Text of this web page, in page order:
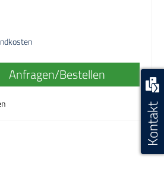
Kontakt
den gewünschten
Anfragen/Bestellen